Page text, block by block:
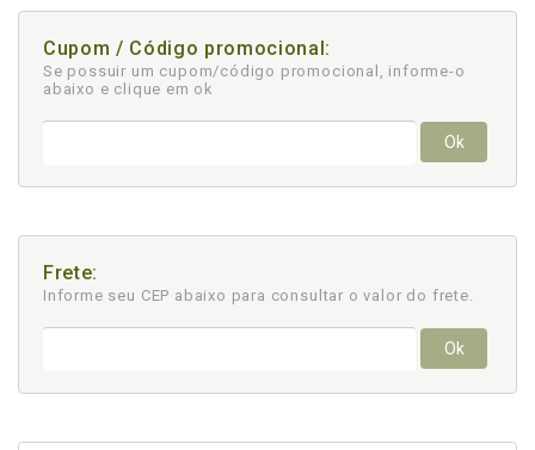
Cupom / Código promocional:
Se possuir um cupom/código promocional, informe-o
abaixo e clique em ok
Ok
Frete:
Informe seu CEP abaixo para consultar o valor do frete.
Ok